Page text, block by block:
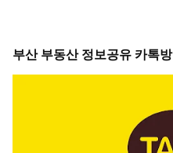
부산 부동산 정보공유 카톡방